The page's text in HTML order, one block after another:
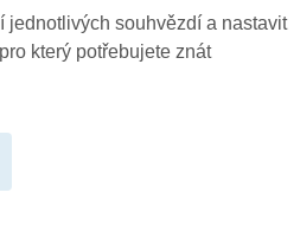
jednotlivých souhvězdí a nastavit
který potřebujete znát